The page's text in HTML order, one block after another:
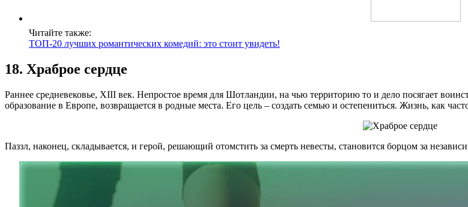
Читайте также:
ТОП-20 лучших романтических комедий: это стоит увидеть!
18. Храброе сердце
Раннее средневековье, XIII век. Непростое время для Шотландии, на чью территорию то и дело посягает
образование в Европе, возвращается в родные места. Его цель – создать семью и остепениться. Жизнь, как
Паззл, наконец, складывается, и герой, решающий отомстить за смерть невесты, становится борцом за